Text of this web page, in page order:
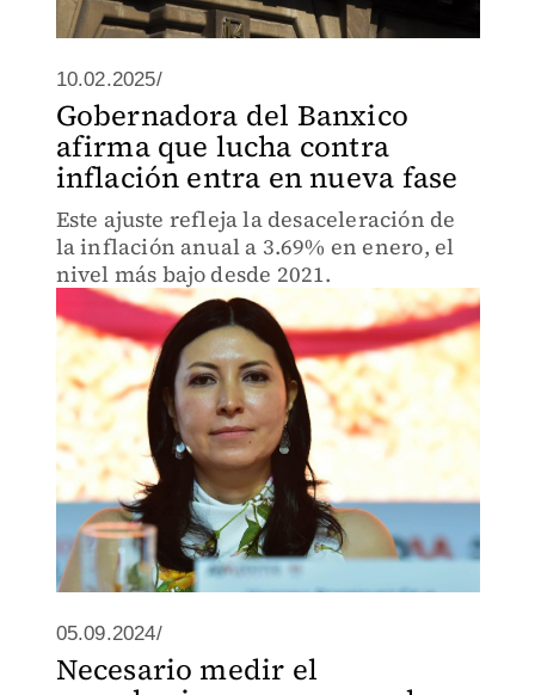
10.02.2025/
Gobernadora del Banxico
afirma que lucha contra
inflación entra en nueva fase
Este ajuste refleja la desaceleración de
la inflación anual a 3.69% en enero, el
nivel más bajo desde 2021.
05.09.2024/
Necesario medir el